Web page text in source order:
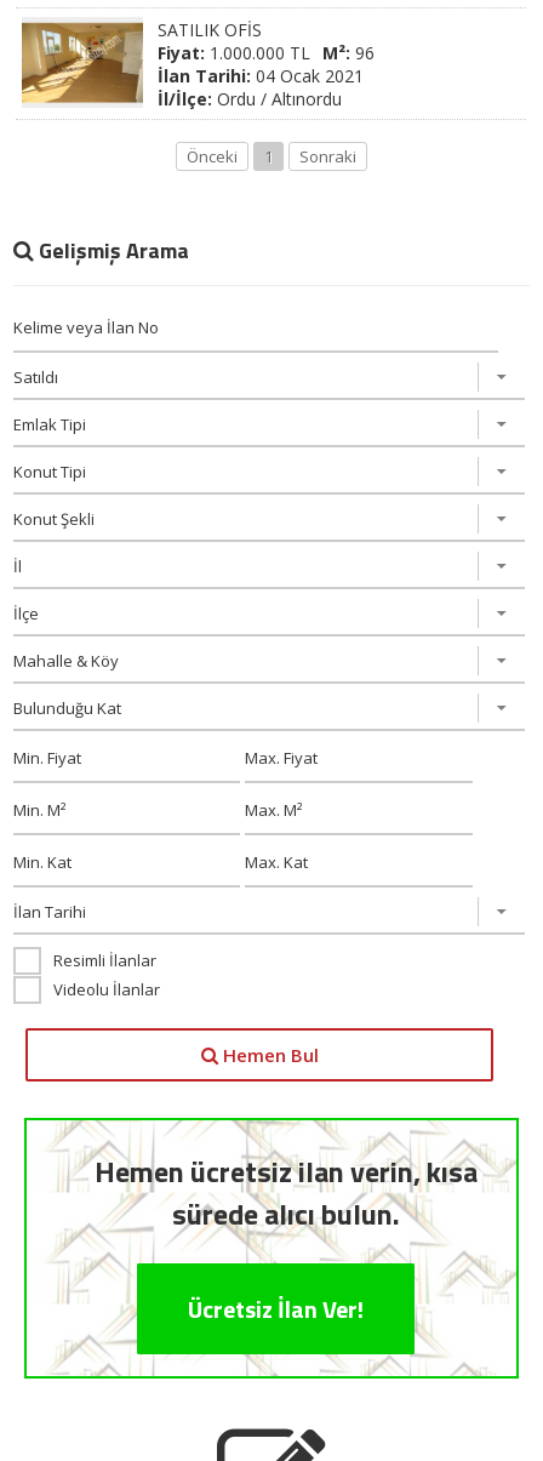
SATILIK OFİS
Fiyat: 1.000.000 TL M²: 96
İlan Tarihi: 04 Ocak 2021
İl/İlçe: Ordu / Altınordu
Önceki 1 Sonraki
Gelişmiş Arama
Resimli İlanlar
Videolu İlanlar
Hemen Bul
Hemen ücretsiz ilan verin, kısa
sürede alıcı bulun.
Ücretsiz İlan Ver!